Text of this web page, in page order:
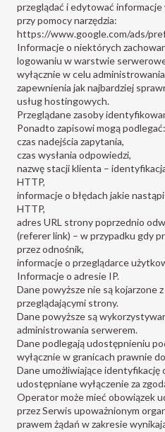
przeglądać i edytować
przy pomocy narzędzia:
https://www.google.com/ads/
Informacje o niektórych
logowaniu w warstwie
wyłącznie w celu
zapewnienia jak najbardziej
usług hostingowych.
Przeglądane zasoby
Ponadto zapisowi mogą podlegać:
czas nadejścia zapytania,
czas wysłania odpowiedzi,
nazwę stacji klienta –
HTTP,
informacje o błędach jakie
HTTP,
adres URL strony poprzednio
(referer link) – w przypadku gdy
przez odnośnik,
informacje o przeglądarce
Informacje o adresie IP.
Dane powyższe nie są kojarzone
przeglądającymi strony.
Dane powyższe są
administrowania serwerem.
Dane podlegają udostępnieniu
wyłącznie w granicach prawnie
Dane umożliwiające identyfikację
udostępniane wyłączenie za
Operator może mieć obowiązek
przez Serwis upoważnionym
prawem żądań w zakresie